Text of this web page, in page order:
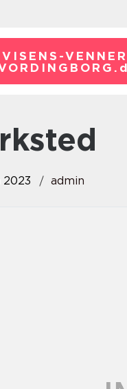
VISENS-
2023 admin